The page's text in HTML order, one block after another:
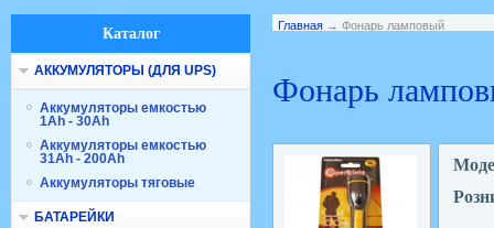
Каталог
АККУМУЛЯТОРЫ (ДЛЯ UPS)
Аккумуляторы емкостью
1Ah - 30Ah
Аккумуляторы емкостью
31Ah - 200Ah
Аккумуляторы тяговые
БАТАРЕЙКИ
Главная → Фонарь ламповый
Фонарь